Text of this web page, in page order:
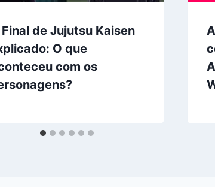
Final de Jujutsu Kaisen
O que
com os